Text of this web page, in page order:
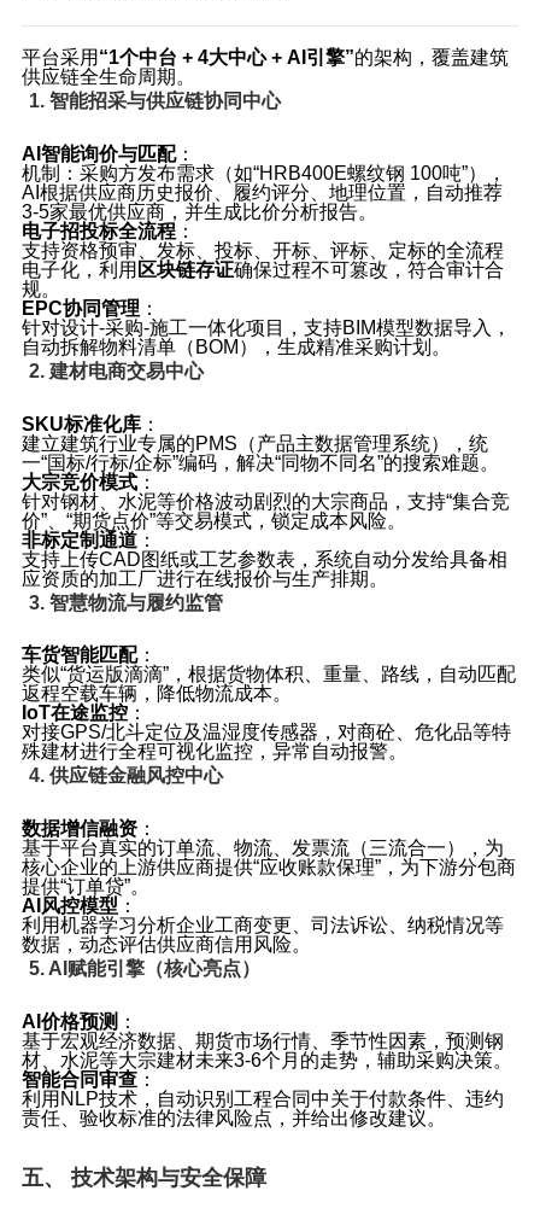
平台采用 “1个中台 + 4大中心 + AI引擎”的架构，覆盖建筑
供应链全生命周期。
1. 智能招采与供应链协同中心
AI智能询价与匹配：
机制
：采购方发布需求（如“HRB400E螺纹钢 100吨”），
AI根据供应商历史报价、履约评分、地理位置，自动推荐
3‑5家最优供应商，并生成比价分析报告。
电子招投标全流程：
支持资格预审、发标、投标、开标、评标、定标的全流程
电子化，利用 区块链存证确保过程不可篡改，符合审计合
规。
EPC协同管理 ：
针对设计‑采购‑施工一体化项目，支持BIM模型数据导入，
自动拆解物料清单（BOM），生成精准采购计划。
2. 建材电商交易中心
SKU标准化库：
建立建筑行业专属的PMS（产品主数据管理系统），统
一“国标/行标/企标”编码，解决“同物不同名”的搜索难题。
大宗竞价模式：
针对钢材、水泥等价格波动剧烈的大宗商品，支持“集合竞
价”、“期货点价”等交易模式，锁定成本风险。
非标定制通道：
支持上传CAD图纸或工艺参数表，系统自动分发给具备相
应资质的加工厂进行在线报价与生产排期。
3. 智慧物流与履约监管
车货智能匹配：
类似“货运版滴滴”，根据货物体积、重量、路线，自动匹配
返程空载车辆，降低物流成本。
IoT在途监控：
对接GPS/北斗定位及温湿度传感器，对商砼、危化品等特
殊建材进行全程可视化监控，异常自动报警。
4. 供应链金融风控中心
数据增信融资：
基于平台真实的订单流、物流、发票流（三流合一），为
核心企业的上游供应商提供“应收账款保理”，为下游分包商
提供“订单贷”。
AI风控模型 ：
利用机器学习分析企业工商变更、司法诉讼、纳税情况等
数据，动态评估供应商信用风险。
5. AI赋能引擎（核心亮点）
AI价格预测 ：
基于宏观经济数据、期货市场行情、季节性因素，预测钢
材、水泥等大宗建材未来3‑6个月的走势，辅助采购决策。
智能合同审查：
利用NLP技术，自动识别工程合同中关于付款条件、违约
责任、验收标准的法律风险点，并给出修改建议。
五、 技术架构与安全保障